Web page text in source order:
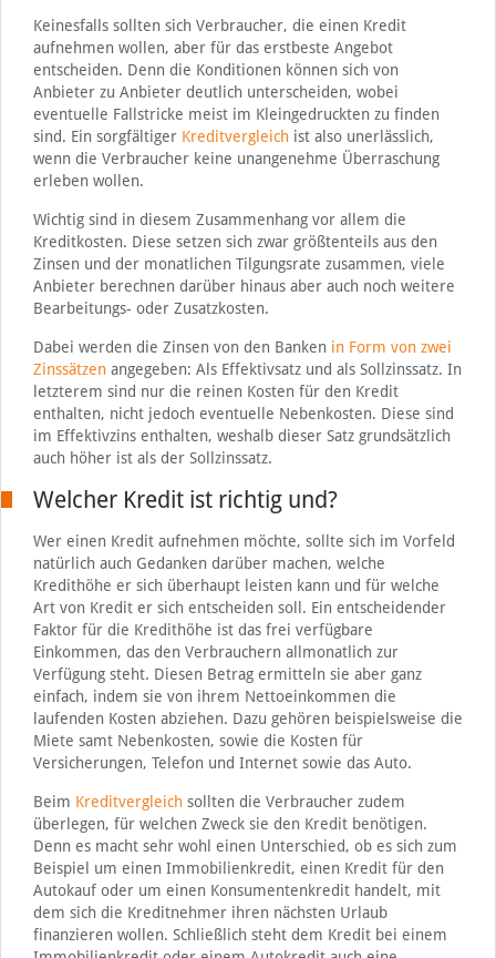
Keinesfalls sollten sich Verbraucher, die einen Kredit
aufnehmen wollen, aber für das erstbeste Angebot
entscheiden. Denn die Konditionen können sich von
Anbieter zu Anbieter deutlich unterscheiden, wobei
eventuelle Fallstricke meist im Kleingedruckten zu finden
sind. Ein sorgfältiger Kreditvergleichist also unerlässlich,
wenn die Verbraucher keine unangenehme Überraschung
erleben wollen.
Wichtig sind in diesem Zusammenhang vor allem die
Kreditkosten. Diese setzen sich zwar größtenteils aus den
Zinsen und der monatlichen Tilgungsrate zusammen, viele
Anbieter berechnen darüber hinaus aber auch noch weitere
Bearbeitungs- oder Zusatzkosten.
Dabei werden die Zinsen von den Banken in Form von zwei
Zinssätzenangegeben: Als Effektivsatz und als Sollzinssatz. In
letzterem sind nur die reinen Kosten für den Kredit
enthalten, nicht jedoch eventuelle Nebenkosten. Diese sind
im Effektivzins enthalten, weshalb dieser Satz grundsätzlich
auch höher ist als der Sollzinssatz.
Welcher Kredit ist richtig und?
Wer einen Kredit aufnehmen möchte, sollte sich im Vorfeld
natürlich auch Gedanken darüber machen, welche
Kredithöhe er sich überhaupt leisten kann und für welche
Art von Kredit er sich entscheiden soll. Ein entscheidender
Faktor für die Kredithöhe ist das frei verfügbare
Einkommen, das den Verbrauchern allmonatlich zur
Verfügung steht. Diesen Betrag ermitteln sie aber ganz
einfach, indem sie von ihrem Nettoeinkommen die
laufenden Kosten abziehen. Dazu gehören beispielsweise die
Miete samt Nebenkosten, sowie die Kosten für
Versicherungen, Telefon und Internet sowie das Auto.
Beim Kreditvergleichsollten die Verbraucher zudem
überlegen, für welchen Zweck sie den Kredit benötigen.
Denn es macht sehr wohl einen Unterschied, ob es sich zum
Beispiel um einen Immobilienkredit, einen Kredit für den
Autokauf oder um einen Konsumentenkredit handelt, mit
dem sich die Kreditnehmer ihren nächsten Urlaub
finanzieren wollen. Schließlich steht dem Kredit bei einem